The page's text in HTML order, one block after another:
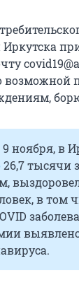
возможной
ноября, в
26,7 тысячи
в том